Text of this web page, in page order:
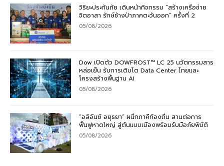
วิริยะประกันภัย เดินหน้ากิจกรรม “สร้างเครือข่าย
จิตอาสา รักษ์ช้างป่าภาคตะวันออก” ครั้งที่ 2
05/08/2026
Dow เปิดตัว DOWFROST™ LC 25 นวัตกรรมสาร
หล่อเย็น รับการเติบโต Data Center ไทยและ
โครงสร้างพื้นฐาน AI
05/08/2026
“อลิอันซ์ อยุธยา” ผนึกภาคีท้องถิ่น สานต่อการ
ฟื้นฟูหาดใหญ่ สู่ต้นแบบเมืองพร้อมรับมือภัยพิบัติ
05/08/2026